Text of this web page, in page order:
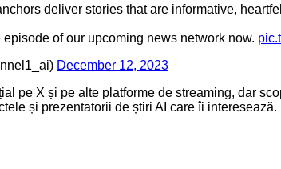
deliver stories that are informative,
of our upcoming news network now.
December 12, 2023
pe X și pe alte platforme de streaming, dar
și prezentatorii de știri AI care îi interesează.